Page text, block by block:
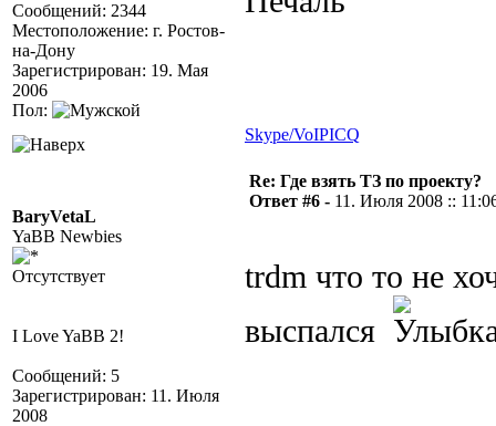
Сообщений: 2344
Местоположение: г. Ростов-
на-Дону
Зарегистрирован: 19. Мая
2006
Пол:
Skype/VoIPICQ
BaryVetaL
YaBB Newbies
Отсутствует
I Love YaBB 2!
Сообщений: 5
Зарегистрирован: 11. Июля
2008
Re: Где взять ТЗ по проекту?
Ответ #6 - 11. Июля 2008 ::
trdm что то не
выспался